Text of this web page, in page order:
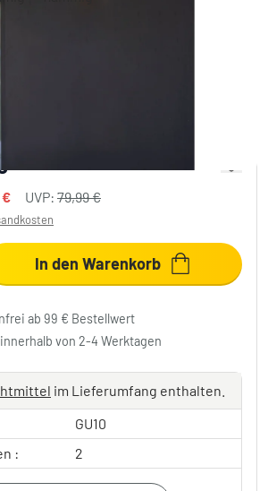
RAN Außenwandleuchte
€ UVP: 79,99 €
In den Warenkorb
ab 99 € Bestellwert
von 2-4 Werktagen
im Lieferumfang enthalten.
GU10
:
2